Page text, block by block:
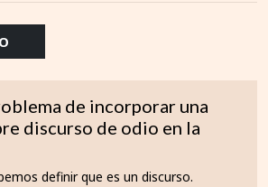
de incorporar una
discurso de odio en la
definir que es un discurso.